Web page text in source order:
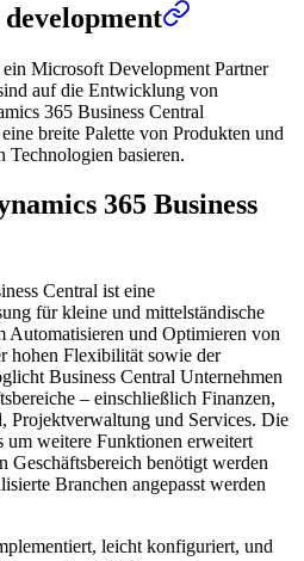
development
Microsoft Development Partner
auf die Entwicklung von
365 Business Central
breite Palette von Produkten und
Technologien basieren.
365 Business
Central ist eine
für kleine und mittelständische
Automatisieren und Optimieren von
hohen Flexibilität sowie der
Business Central Unternehmen
– einschließlich Finanzen,
Projektverwaltung und Services. Die
weitere Funktionen erweitert
Geschäftsbereich benötigt werden
Branchen angepasst werden
leicht konfiguriert, und